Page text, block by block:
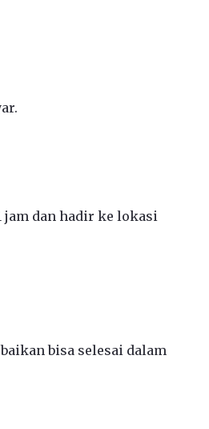
jam dan hadir ke lokasi
bisa selesai dalam